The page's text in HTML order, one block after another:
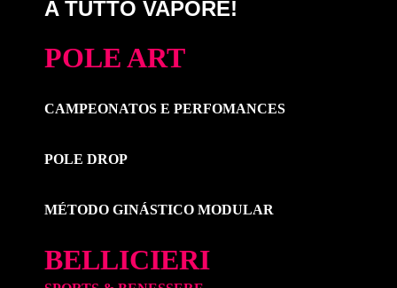
A TUTTO VAPORE!
POLE ART
CAMPEONATOS E PERFOMANCES
POLE DROP
MÉTODO GINÁSTICO MODULAR
BELLICIERI